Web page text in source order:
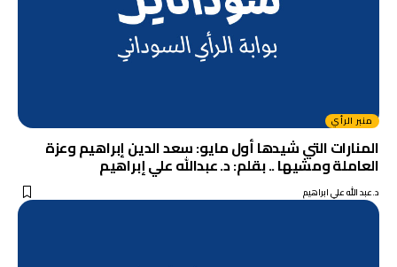
منبر الرأي
المنارات التي شيدها أول مايو: سعد الدين إبراهيم وعزة
العاملة ومشيها .. بقلم: د. عبدالله علي إبراهيم
د.عبد الله علي ابراهيم